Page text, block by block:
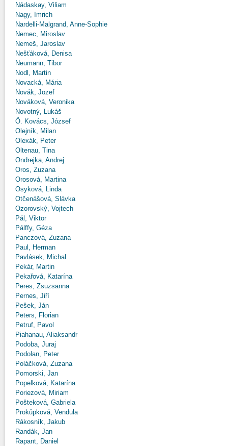
Nádaskay, Viliam
Nagy, Imrich
Nardelli-Malgrand, Anne-Sophie
Nemec, Miroslav
Nemeš, Jaroslav
Nešťáková, Denisa
Neumann, Tibor
Nodl, Martin
Novacká, Mária
Novák, Jozef
Nováková, Veronika
Novotný, Lukáš
Ö. Kovács, József
Olejník, Milan
Olexák, Peter
Oltenau, Tina
Ondrejka, Andrej
Oros, Zuzana
Orosová, Martina
Osyková, Linda
Otčenášová, Slávka
Ozorovský, Vojtech
Pál, Viktor
Pálffy, Géza
Panczová, Zuzana
Paul, Herman
Pavlásek, Michal
Pekár, Martin
Pekařová, Katarína
Peres, Zsuzsanna
Pernes, Jiří
Pešek, Ján
Peters, Florian
Petruf, Pavol
Piahanau, Aliaksandr
Podoba, Juraj
Podolan, Peter
Poláčková, Zuzana
Pomorski, Jan
Popelková, Katarína
Poriezová, Miriam
Pošteková, Gabriela
Prokůpková, Vendula
Rákosník, Jakub
Randák, Jan
Rapant, Daniel